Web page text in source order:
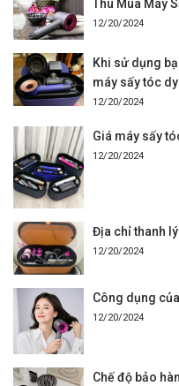
Thu Mua Máy
12/20/2024
Khi sử dụng
máy sấy tóc
12/20/2024
Giá máy sấy
12/20/2024
Địa chỉ thanh
12/20/2024
Công dụng
12/20/2024
Chế độ bảo